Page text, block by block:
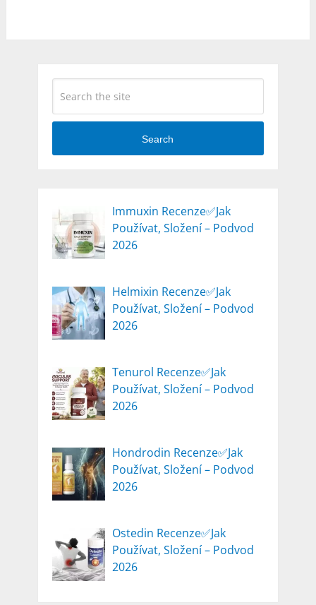
Search
Immuxin Recenze✅Jak
Používat, Složení – Podvod
2026
Helmixin Recenze✅Jak
Používat, Složení – Podvod
2026
Tenurol Recenze✅Jak
Používat, Složení – Podvod
2026
Hondrodin Recenze✅Jak
Používat, Složení – Podvod
2026
Ostedin Recenze✅Jak
Používat, Složení – Podvod
2026